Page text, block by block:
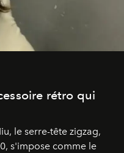
rétro qui
le serre-tête zigzag,
s'impose comme le